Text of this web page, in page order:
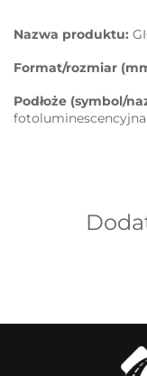
Nazwa produktu:
Format/rozmiar
Podłoże (symbol/
fotoluminescencyjna